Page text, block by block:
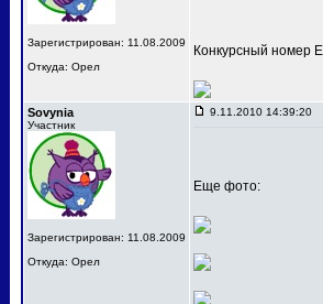
Зарегистрирован: 11.08.2009
Откуда: Орел
Конкурсный номер
Sovynia
Участник
Зарегистрирован: 11.08.2009
Откуда: Орел
9.11.2010 14:39:20
Еще фото: